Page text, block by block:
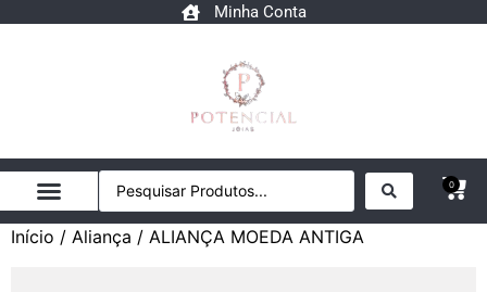
Minha Conta
0
Início / Aliança / ALIANÇA MOEDA ANTIGA